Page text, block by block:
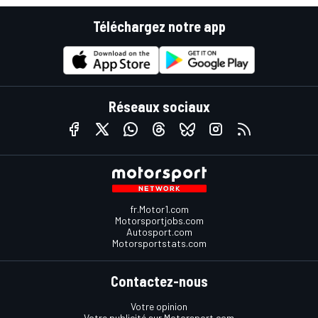
Téléchargez notre app
Réseaux sociaux
fr.Motor1.com
Motorsportjobs.com
Autosport.com
Motorsportstats.com
Contactez-nous
Votre opinion